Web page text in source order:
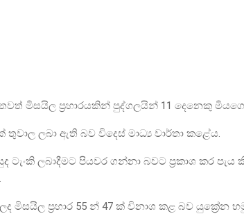
මිසයිල ප්‍රහාරයකින් පුද්ගලයින් 11 දෙනෙකු
ලබා ඇති බව විදෙස් මාධ්‍ය වාර්තා කළේය.
ටැංකි ලබාදීමට පියවර ගන්නා බවට ප්‍රකාශ කර
ප්‍රහාර 55 න් 47 ක් විනාශ කළ බව යුක්‍රේන